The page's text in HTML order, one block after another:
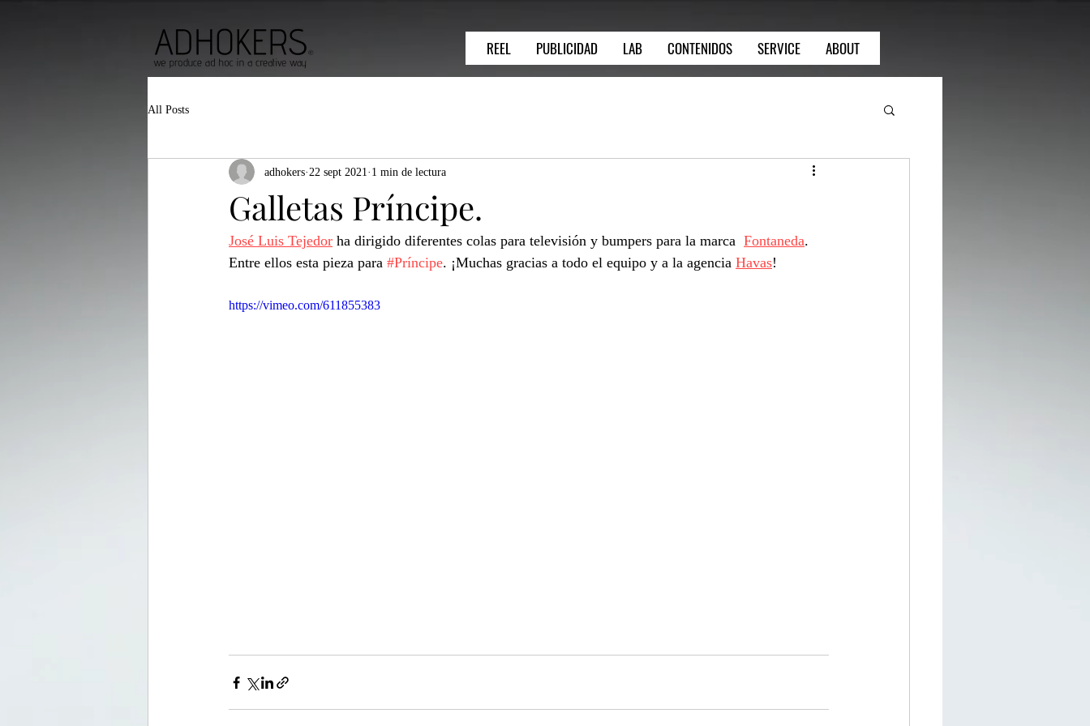
REEL PUBLICIDAD LAB CONTENIDOS SERVICE ABOUT
All Posts
Galletas Príncipe.
adhokers 22 sept 2021 1 min de lectura
José Luis Tejedor ha dirigido diferentes colas para televisión y bumpers para la marca Fontaneda.
Entre ellos esta pieza para #Príncipe. ¡Muchas gracias a todo el equipo y a la agencia Havas!
https://vimeo.com/611855383